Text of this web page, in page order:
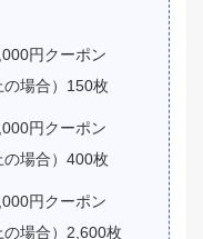
円クーポン
の場合）150枚
円クーポン
の場合）400枚
円クーポン
の場合）2,600枚